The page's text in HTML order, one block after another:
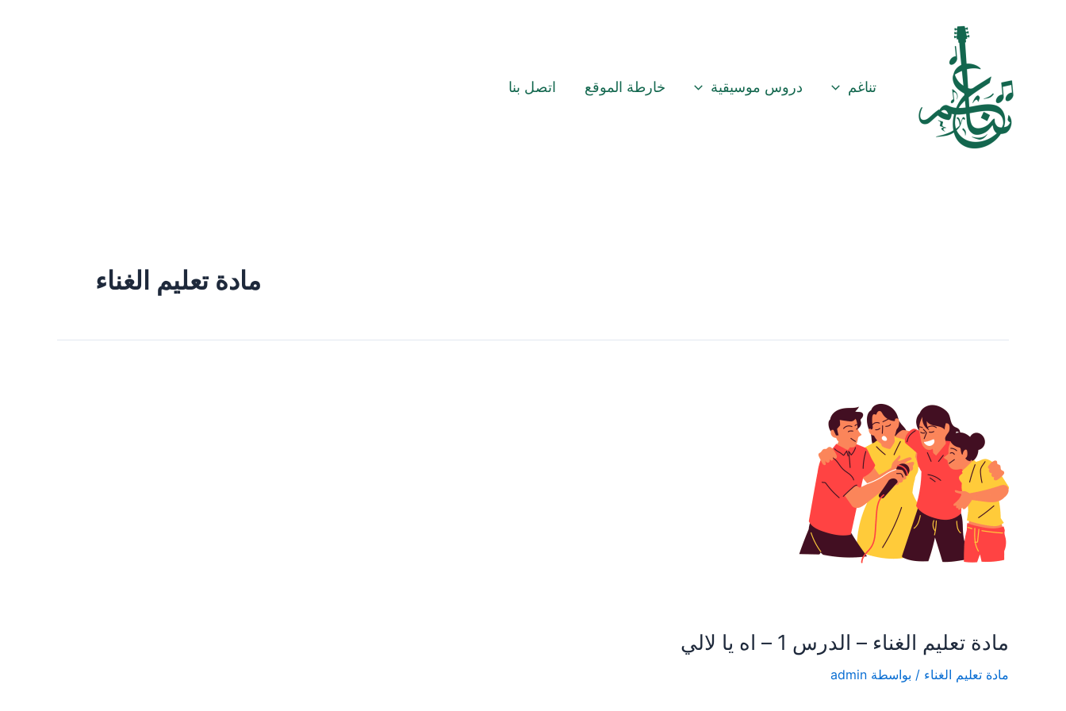
تناغم دروس موسيقية خارطة الموقع اتصل بنا
مادة تعليم الغناء
مادة تعليم الغناء – الدرس 1 – اه يا لالي
مادة تعليم الغناء / بواسطة admin